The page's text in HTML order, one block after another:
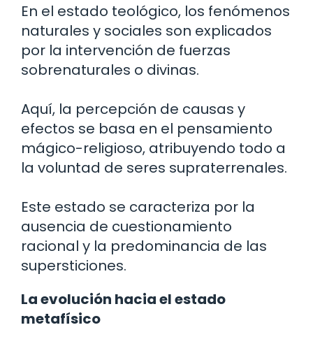
En el estado teológico, los fenómenos
naturales y sociales son explicados
por la intervención de fuerzas
sobrenaturales o divinas.
Aquí, la percepción de causas y
efectos se basa en el pensamiento
mágico-religioso, atribuyendo todo a
la voluntad de seres supraterrenales.
Este estado se caracteriza por la
ausencia de cuestionamiento
racional y la predominancia de las
supersticiones.
La evolución hacia el estado
metafísico